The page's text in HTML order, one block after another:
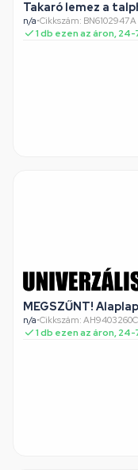
Takaró lemez a
n/a•Cikkszám: BN6102947A
1 db ezen az áron,
MEGSZŰNT! Alaplap
n/a•Cikkszám: AH9403260C
1 db ezen az áron,